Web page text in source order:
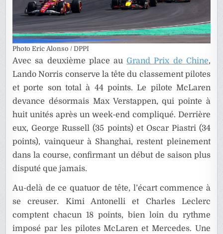
Photo Eric Alonso / DPPI
Avec sa deuxième place auGrand Prix de Chine,
Lando Norris conserve la tête du classement pilotes
et porte son total à 44 points. Le pilote McLaren
devance désormais Max Verstappen, qui pointe à
huit unités après un week-end compliqué. Derrière
eux, George Russell (35 points) et Oscar Piastri (34
points), vainqueur à Shanghai, restent pleinement
dans la course, confirmant un début de saison plus
disputé que jamais.
Au-delà de ce quatuor de tête, l’écart commence à
se creuser. Kimi Antonelli et Charles Leclerc
comptent chacun 18 points, bien loin du rythme
imposé par les pilotes McLaren et Mercedes. Une